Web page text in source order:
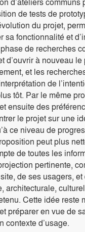
de tests de
du projet,
sa fonctionnalité et
de recherches
d’ouvrir à nouveau le
et les
de
tôt. Par le même
ensuite des
le projet sur une
ce niveau de
peut plus
de toutes les
pertinente,
de ses usagers,
architecturale,
Cette idée reste
préparer en vue de
contexte d’usage.